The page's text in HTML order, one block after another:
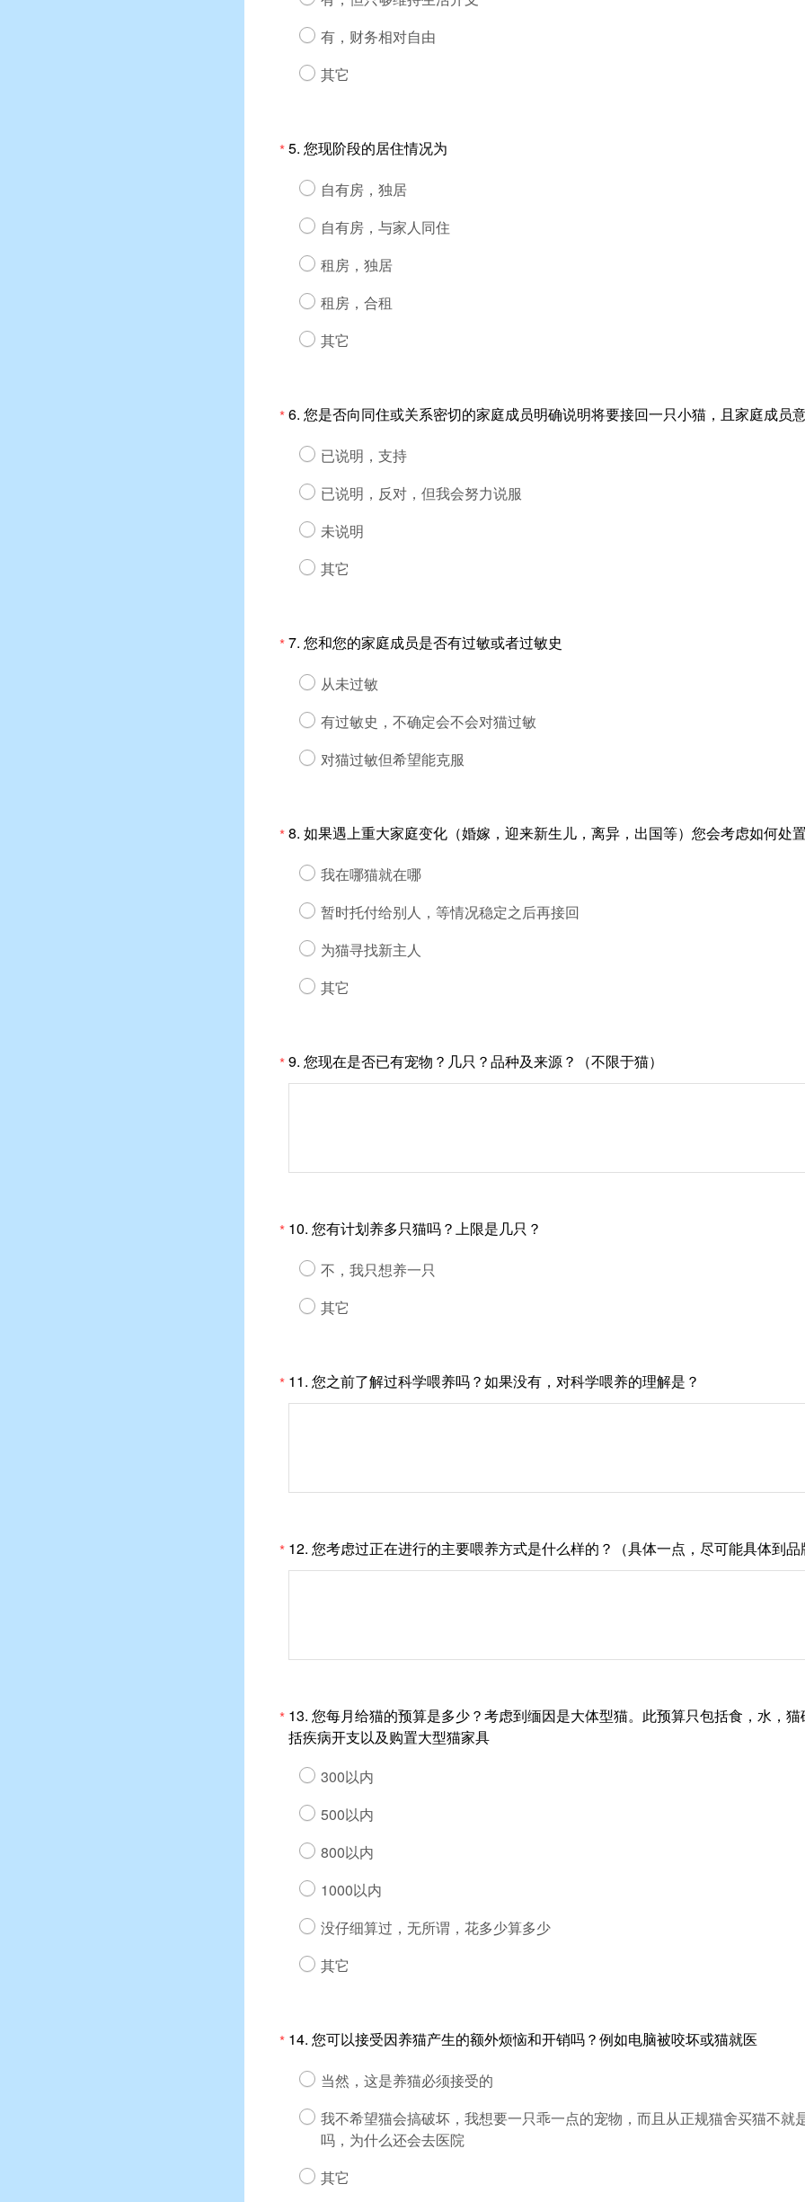
有，财务相对自由
其它
*5. 您现阶段的居住情况为
自有房，独居
自有房，与家人同住
租房，独居
租房，合租
其它
*6. 您是否向同住或关系密切的家庭成员明确说明将要接回一只小猫，且家庭成员
已说明，支持
已说明，反对，但我会努力说服
未说明
其它
*7. 您和您的家庭成员是否有过敏或者过敏史
从未过敏
有过敏史，不确定会不会对猫过敏
对猫过敏但希望能克服
*8. 如果遇上重大家庭变化（婚嫁，迎来新生儿，离异，出国等）您会考虑如何处
我在哪猫就在哪
暂时托付给别人，等情况稳定之后再接回
为猫寻找新主人
其它
*9. 您现在是否已有宠物？几只？品种及来源？（不限于猫）
* 10. 您有计划养多只猫吗？上限是几只？
不，我只想养一只
其它
* 11. 您之前了解过科学喂养吗？如果没有，对科学喂养的理解是？
* 12. 您考虑过正在进行的主要喂养方式是什么样的？（具体一点，尽可能具体到品
* 13. 您每月给猫的预算是多少？考虑到缅因是大体型猫。此预算只包括食，水，
括疾病开支以及购置大型猫家具
300以内
500以内
800以内
1000以内
没仔细算过，无所谓，花多少算多少
其它
* 14. 您可以接受因养猫产生的额外烦恼和开销吗？例如电脑被咬坏或猫就医
当然，这是养猫必须接受的
我不希望猫会搞破坏，我想要一只乖一点的宠物，而且从正规猫舍买猫不就
吗，为什么还会去医院
其它